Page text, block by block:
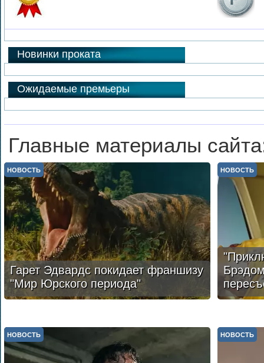
Новинки проката
Ожидаемые премьеры
Главные материалы
Гарет Эдвардс покидает франшизу
"Мир Юрского периода"
НОВОСТЬ НОВОСТЬ
НОВОСТЬ НОВОСТЬ